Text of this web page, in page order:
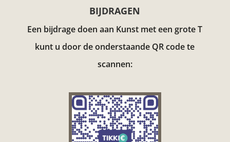
BIJDRAGEN
Een bijdrage doen aan Kunst met een grote T
kunt u door de onderstaande QR code te
scannen: